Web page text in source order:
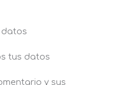
datos
tus datos
y sus